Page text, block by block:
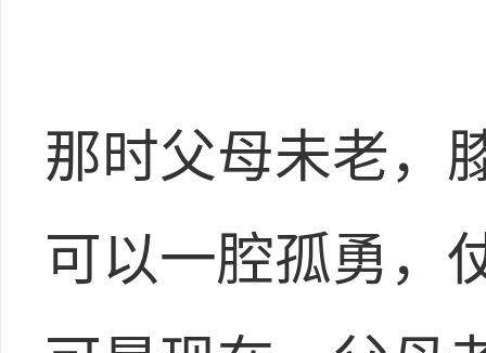
那时父母未老，
可以一腔孤勇，